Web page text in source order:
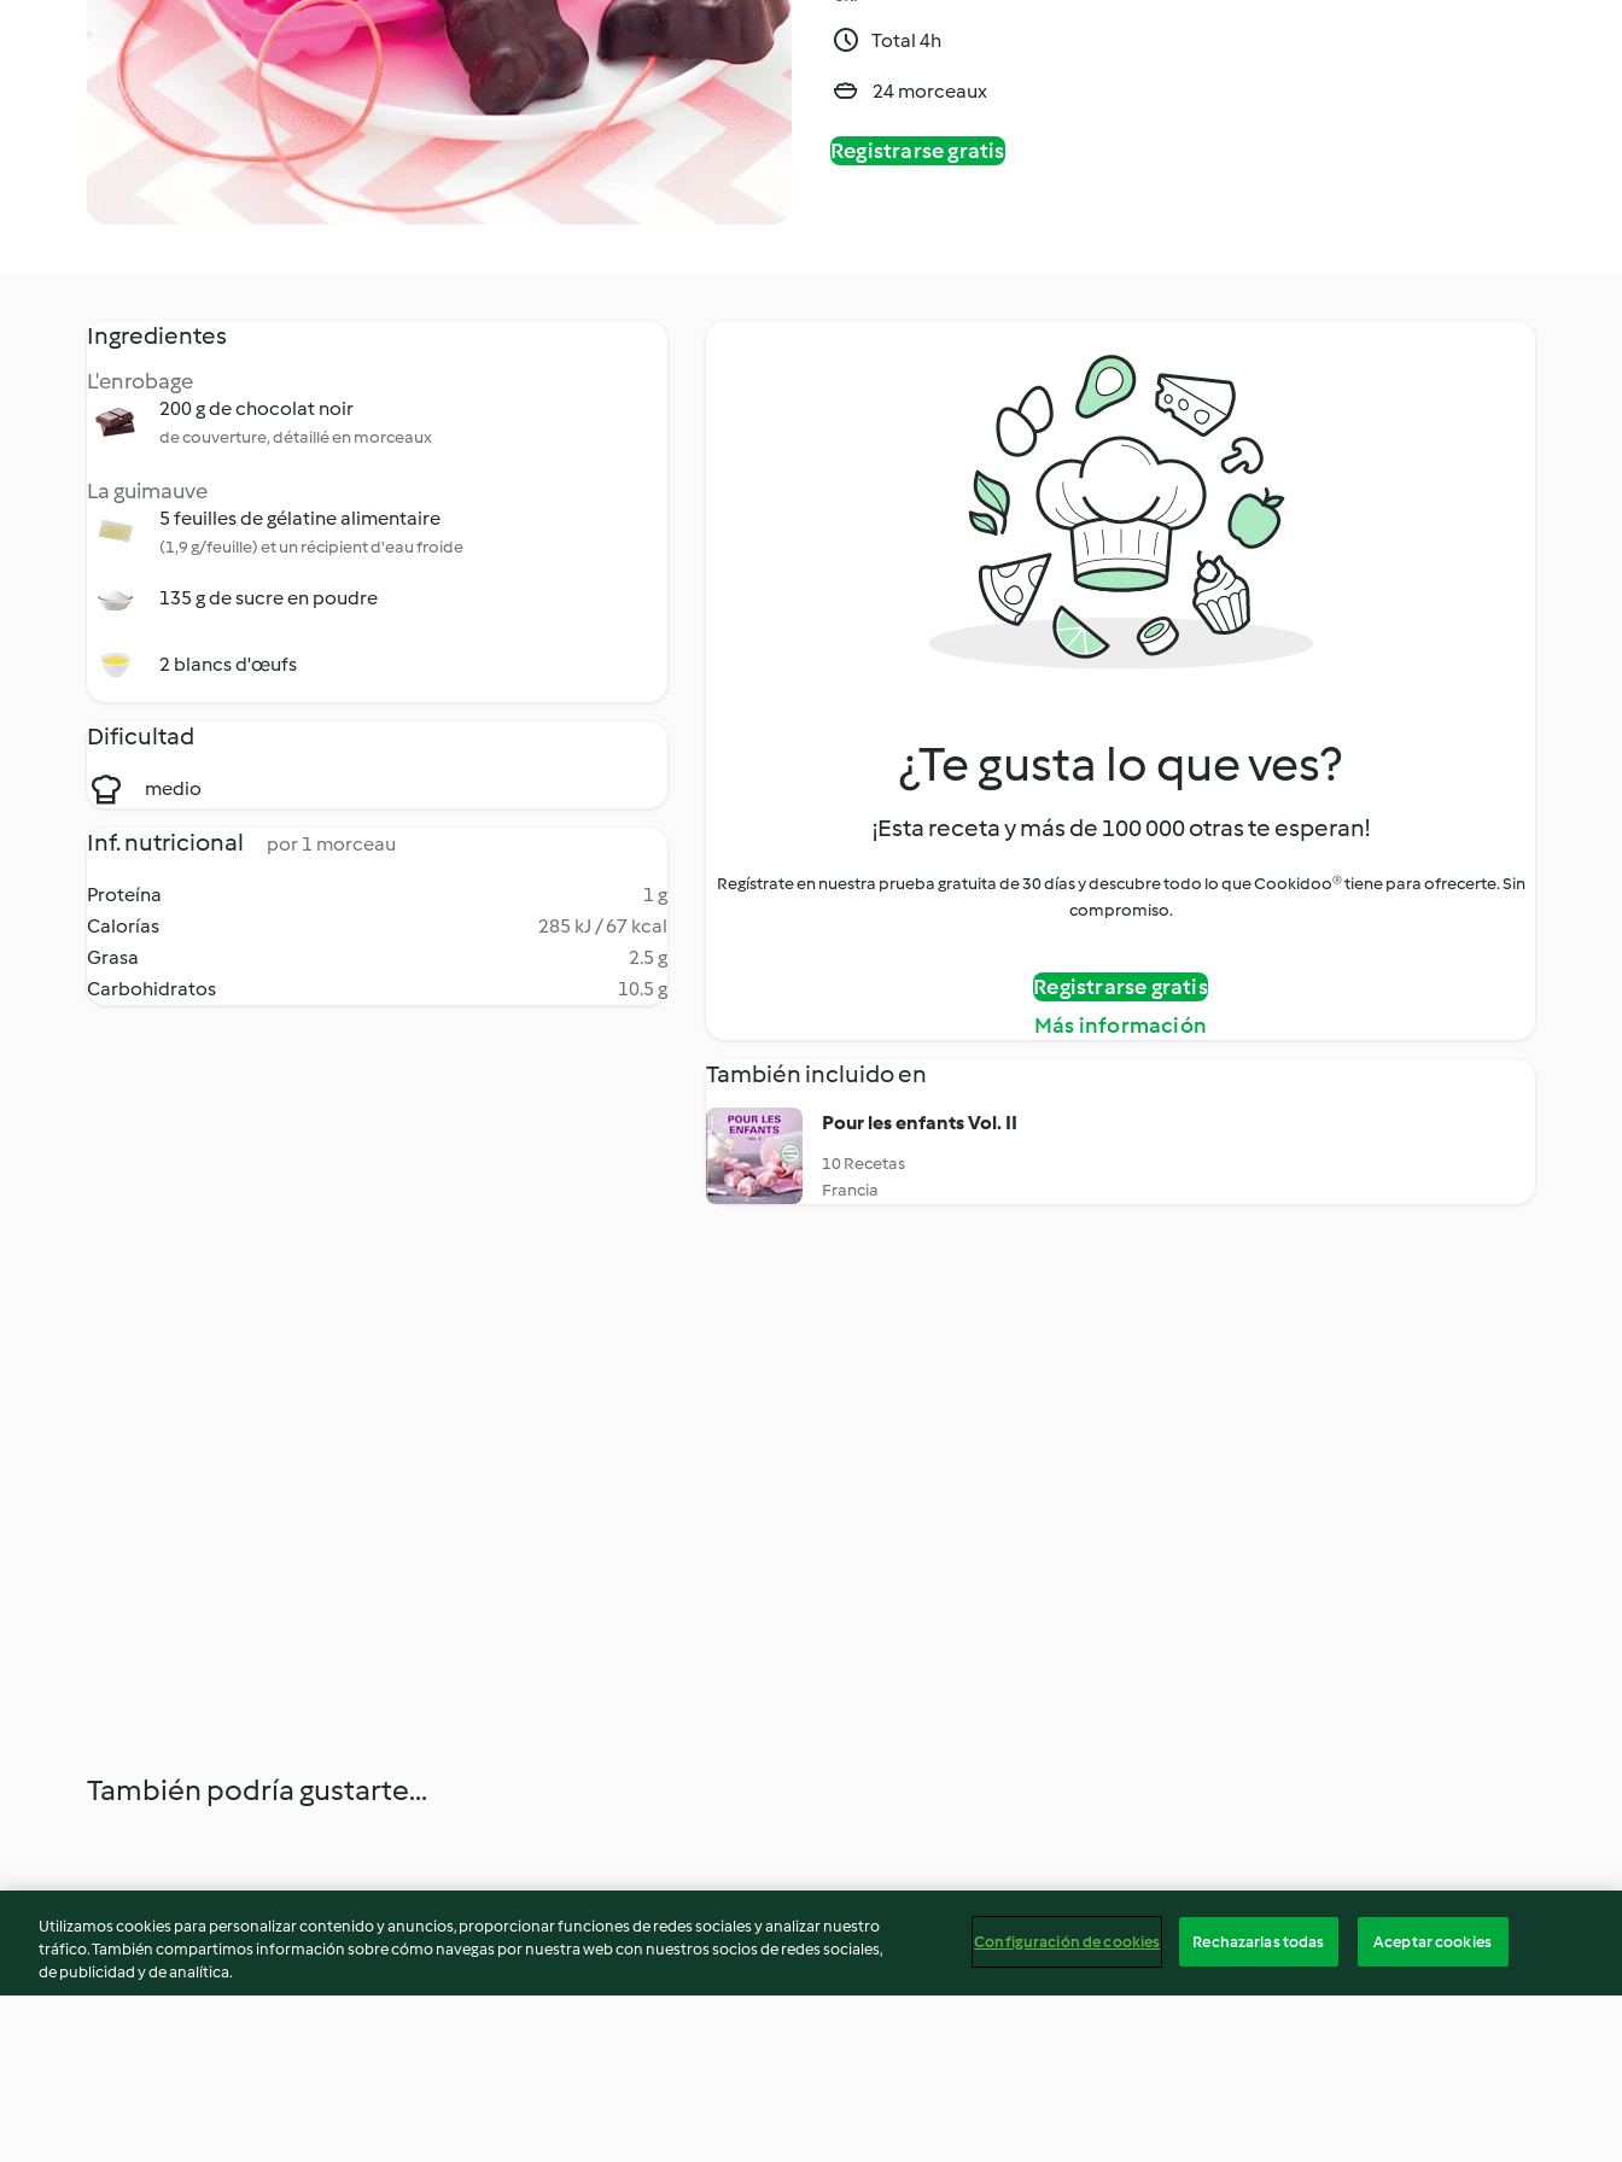
Total 4h
24 morceaux
Registrarse gratis
Ingredientes
L'enrobage
200 g de chocolat noir
de couverture, détaillé en morceaux
La guimauve
5 feuilles de gélatine alimentaire
(1,9 g/feuille) et un récipient d'eau froide
135 g de sucre en poudre
2 blancs d'œufs
Dificultad
medio
Inf. nutricional por 1 morceau
Proteína
1 g
Calorías
285 kJ / 67 kcal
Grasa
2.5 g
Carbohidratos
10.5 g
¿Te gusta lo que ves?
¡Esta receta y más de 100 000 otras te esperan!
Regístrate en nuestra prueba gratuita de 30 días y descubre todo lo que Cookidoo® tiene para ofrecerte. Sin
compromiso.
Registrarse gratis
Más información
También incluido en
Pour les enfants Vol. II
10 Recetas
Francia
También podría gustarte...
Utilizamos cookies para personalizar contenido y anuncios, proporcionar funciones de redes sociales y analizar nuestro
tráfico. También compartimos información sobre cómo navegas por nuestra web con nuestros socios de redes sociales,
de publicidad y de analítica.
Configuración de cookies Rechazarlas todas Aceptar cookies